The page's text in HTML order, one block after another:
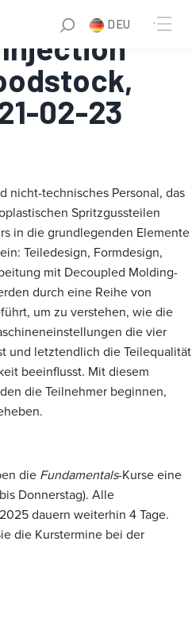
DEU
of
02-23
nicht-technisches Personal, das
Spritzgussteilen
in die grundlegenden Elemente
Teiledesign, Formdesign,
mit Decoupled Molding-
durch eine Reihe von
um zu verstehen, wie die
die vier
und letztendlich die Teilequalität
beeinflusst. Mit diesem
die Teilnehmer beginnen,
die Fundamentals-Kurse eine
Donnerstag). Alle
dauern weiterhin 4 Tage.
die Kurstermine bei der